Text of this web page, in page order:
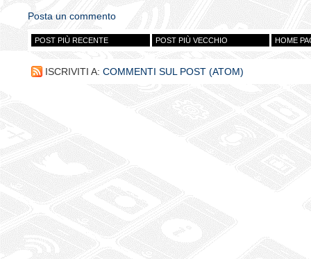
Posta un commento
POST PIÙ RECENTE POST PIÙ VECCHIO HOME
ISCRIVITI A: COMMENTI SUL POST (ATOM)